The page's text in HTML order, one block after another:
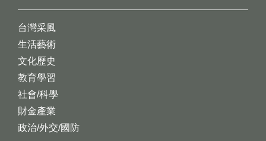
台灣采風
生活藝術
文化歷史
教育學習
社會/科學
財金產業
政治/外交/國防